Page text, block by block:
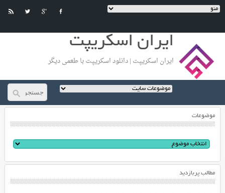
ایران اسکریپت
ایران اسکریپت | دانلود اسکریپت با طعمی دیگر
موضوعات
مطالب پربازدید